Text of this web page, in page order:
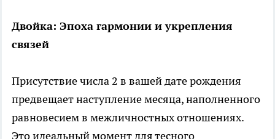
Двойка: Эпоха гармонии и укрепления
связей
Присутствие числа 2 в вашей дате рождения
предвещает наступление месяца, наполненного
равновесием в межличностных отношениях.
Это идеальный момент для тесного